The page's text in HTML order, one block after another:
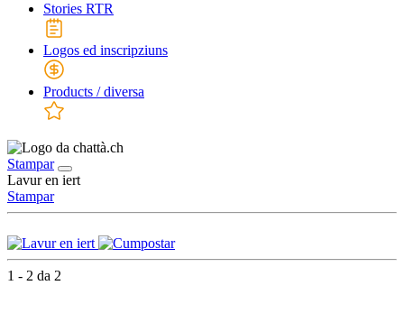
Stories RTR
Logos ed inscripziuns
Products / diversa
Stampar
Lavur en iert
Stampar
1 - 2 da 2